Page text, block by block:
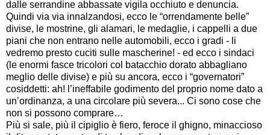
dalle serrandine abbassate vigila occhiuto e denuncia.
Quindi via via innalzandosi, ecco le “orrendamente belle”
divise, le mostrine, gli alamari, le medaglie, i cappelli a due
piani che non entrano nelle automobili, ecco i gradi - li
vedremo presto cuciti sulle mascherine! - ed ecco i sindaci
(le enormi fasce tricolori col batacchio dorato abbagliano
meglio delle divise) e più su ancora, ecco i “governatori”
cosiddetti: ah! l’ineffabile godimento del proprio nome dato a
un’ordinanza, a una circolare più severa... Ci sono cose che
non si possono comprare…
Più si sale, più il cipiglio è fiero, feroce il ghigno, minaccioso